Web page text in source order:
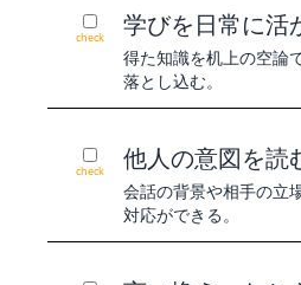
check 学びを日常に活
得た知識を机上の空論
落とし込む。
check 他人の意図を読
会話の背景や相手の立
対応ができる。